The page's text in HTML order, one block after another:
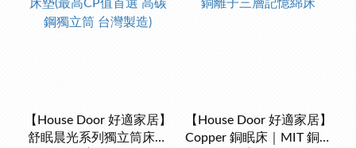
【House Door 好適家居】
舒眠晨光系列獨立筒床墊
【House Door 好適家居】
Copper 銅眠床｜MIT 銅離